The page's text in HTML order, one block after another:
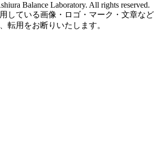
Balance Laboratory. All rights reserved.
している画像・ロゴ・マーク・文章など
転用をお断りいたします。